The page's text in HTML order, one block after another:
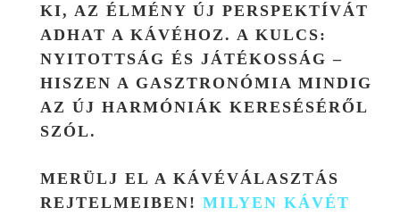
KI, AZ ÉLMÉNY ÚJ PERSPEKTÍVÁT
ADHAT A KÁVÉHOZ. A KULCS:
NYITOTTSÁG ÉS JÁTÉKOSSÁG –
HISZEN A GASZTRONÓMIA MINDIG
AZ ÚJ HARMÓNIÁK KERESÉSÉRŐL
SZÓL.
MERÜLJ EL A KÁVÉVÁLASZTÁS
REJTELMEIBEN! MILYEN KÁVÉT